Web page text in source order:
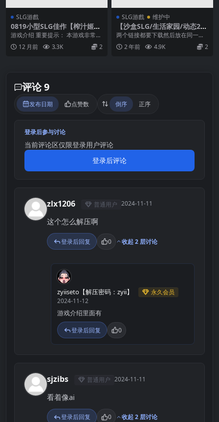
SLG游戲
0819小型SLG佳作【榨汁姬】
女巫之种：哥布林奴隶炼金术
Witch’s Seed GSA Uncenso
red Ver1.0【精翻汉化】
游戏介绍 重要提示： 本游戏非常简
短且非常简单。没有复杂机制或深
度挑战。 它是一...
12 月前 3.3K 2
SLG游戲 维护中
【沙盒SLG/生活家园/动态2
C】 夏日狂想曲:乡间的难【安
卓joi+pc】
两个链接都要下载然后放在同一个
文件夹点001 解压码：zzzz 拿走吱
吱吱 该资...
2 年前 4.9K 2
评论 9
发布日期 点赞数 倒序 正序
登录后参与讨论
当前评论区仅限登录用户评论
登录后评论
Z zlx1206 普通用户 2024-11-11
这个怎么解压啊
登录后回复 0 收起 2 层讨论
Z
zyiiseto【解压密码：zyii】
永久会员
2024-11-12
游戏介绍里面有
登录后回复 0
S sjzibs 普通用户 2024-11-11
看着像ai
登录后回复 0 收起 2 层讨论